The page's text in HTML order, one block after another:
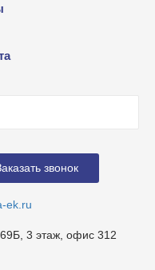
ek.ru
69Б, 3 этаж, офис 312
звонок